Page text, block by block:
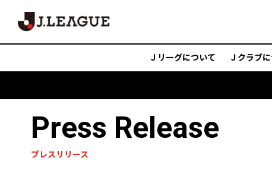
Ｊリーグについて Ｊクラブ
Press Release
プレスリリース